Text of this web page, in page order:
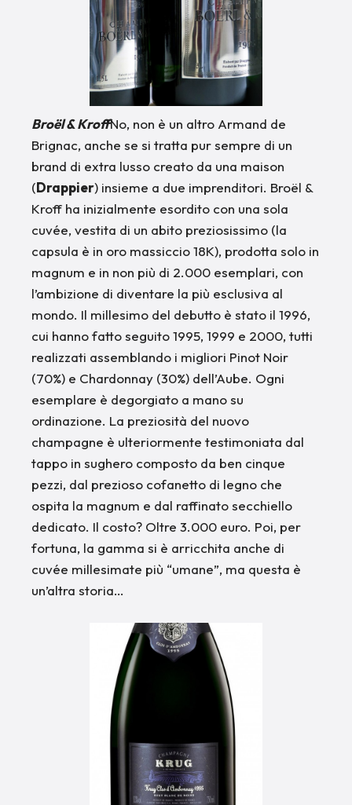
Broël & KroffNo, non è un altro Armand de
Brignac, anche se si tratta pur sempre di un
brand di extra lusso creato da una maison
(Drappier) insieme a due imprenditori. Broël &
Kroff ha inizialmente esordito con una sola
cuvée, vestita di un abito preziosissimo (la
capsula è in oro massiccio 18K), prodotta solo in
magnum e in non più di 2.000 esemplari, con
l’ambizione di diventare la più esclusiva al
mondo. Il millesimo del debutto è stato il 1996,
cui hanno fatto seguito 1995, 1999 e 2000, tutti
realizzati assemblando i migliori Pinot Noir
(70%) e Chardonnay (30%) dell’Aube. Ogni
esemplare è degorgiato a mano su
ordinazione. La preziosità del nuovo
champagne è ulteriormente testimoniata dal
tappo in sughero composto da ben cinque
pezzi, dal prezioso cofanetto di legno che
ospita la magnum e dal raffinato secchiello
dedicato. Il costo? Oltre 3.000 euro. Poi, per
fortuna, la gamma si è arricchita anche di
cuvée millesimate più “umane”, ma questa è
un’altra storia…